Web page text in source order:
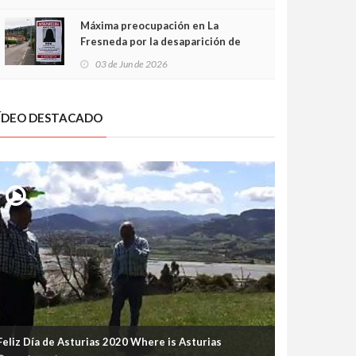
Máxima preocupación en La
Fresneda por la desaparición de
03 de Jun de 2026
DESTACADO
Día de Asturias 2020 Where is Asturias